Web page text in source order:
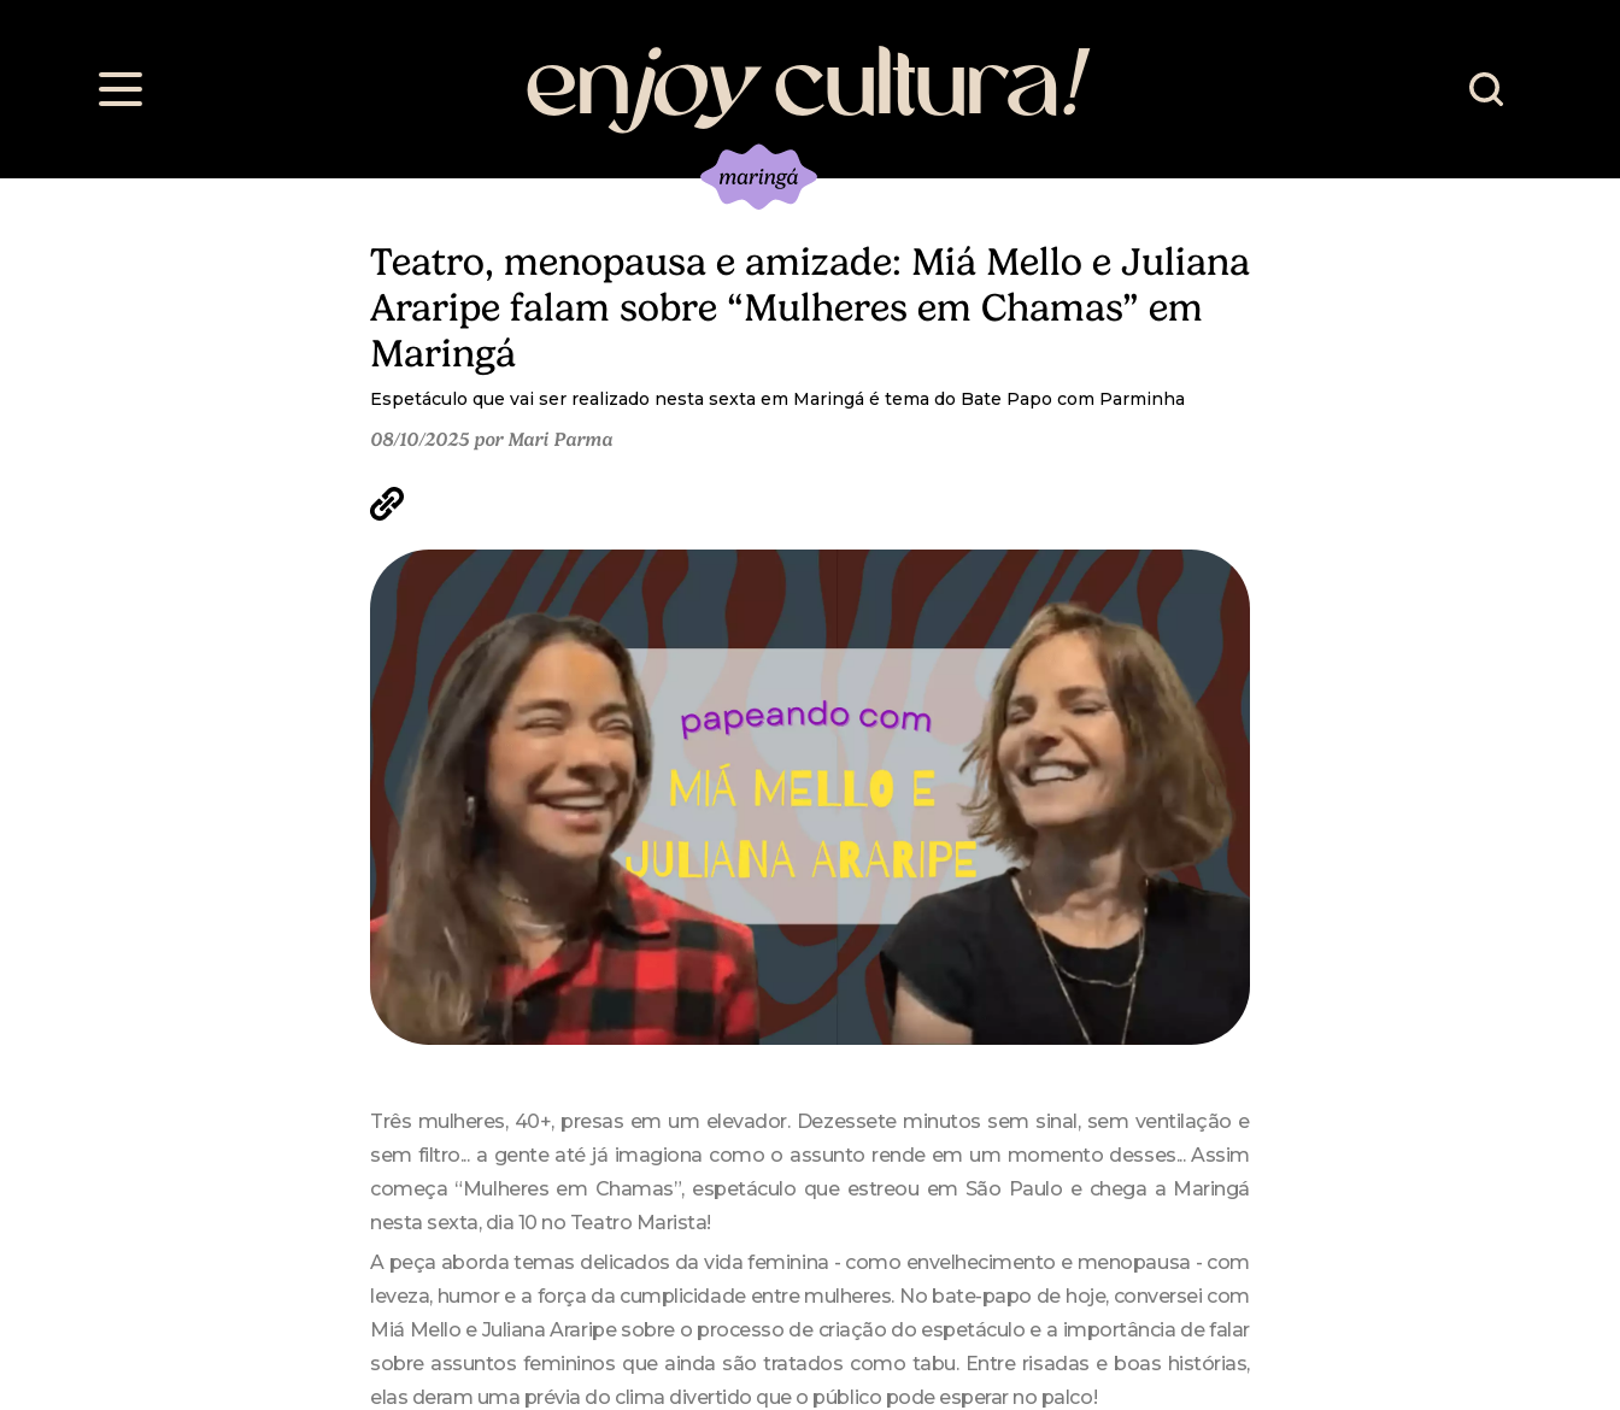
enjoy cultura!
Teatro, menopausa e amizade: Miá Mello e Juliana
Araripe falam sobre “Mulheres em Chamas” em
Maringá
Espetáculo que vai ser realizado nesta sexta em Maringá é tema do Bate Papo com Parminha
08/10/2025 por Mari Parma
Três mulheres, 40+, presas em um elevador. Dezessete minutos sem sinal, sem ventilação e
sem filtro... a gente até já imagiona como o assunto rende em um momento desses... Assim
começa “Mulheres em Chamas”, espetáculo que estreou em São Paulo e chega a Maringá
nesta sexta, dia 10 no Teatro Marista!
A peça aborda temas delicados da vida feminina - como envelhecimento e menopausa - com
leveza, humor e a força da cumplicidade entre mulheres. No bate-papo de hoje, conversei com
Miá Mello e Juliana Araripe sobre o processo de criação do espetáculo e a importância de falar
sobre assuntos femininos que ainda são tratados como tabu. Entre risadas e boas histórias,
elas deram uma prévia do clima divertido que o público pode esperar no palco!